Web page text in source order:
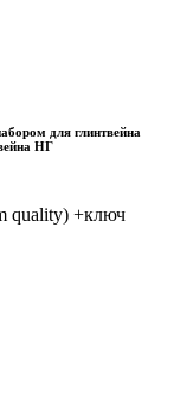
для глинтвейна
НГ
quality) +ключ